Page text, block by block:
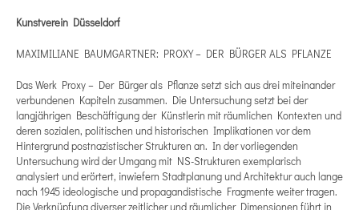
Kunstverein Düsseldorf
MAXIMILIANE BAUMGARTNER: PROXY – DER BÜRGER ALS PFLANZE
Das Werk Proxy – Der Bürger als Pflanze setzt sich aus drei miteinander
verbundenen Kapiteln zusammen. Die Untersuchung setzt bei der
langjährigen Beschäftigung der Künstlerin mit räumlichen Kontexten und
deren sozialen, politischen und historischen Implikationen vor dem
Hintergrund postnazistischer Strukturen an. In der vorliegenden
Untersuchung wird der Umgang mit NS-Strukturen exemplarisch
analysiert und erörtert, inwiefern Stadtplanung und Architektur auch lange
nach 1945 ideologische und propagandistische Fragmente weiter tragen.
Die Verknüpfung diverser zeitlicher und räumlicher Dimensionen führt in